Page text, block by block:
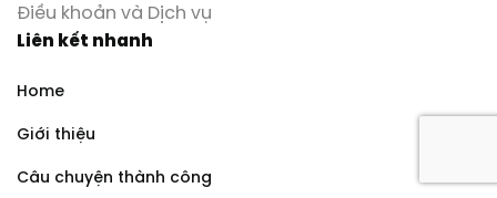
Điều khoản và Dịch vụ
Liên kết nhanh
Home
Giới thiệu
Câu chuyện thành công